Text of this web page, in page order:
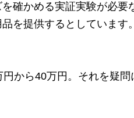
確かめる実証実験が必要
を提供するとしています。
から40万円。それを疑問